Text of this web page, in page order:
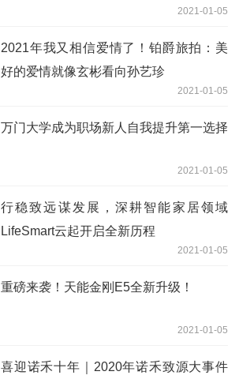
2021-01-05
2021年我又相信爱情了！铂爵旅拍：美
好的爱情就像玄彬看向孙艺珍
2021-01-05
万门大学成为职场新人自我提升第一选择
2021-01-05
行稳致远谋发展，深耕智能家居领域
LifeSmart云起开启全新历程
2021-01-05
重磅来袭！天能金刚E5全新升级！
2021-01-05
喜迎诺禾十年｜2020年诺禾致源大事件